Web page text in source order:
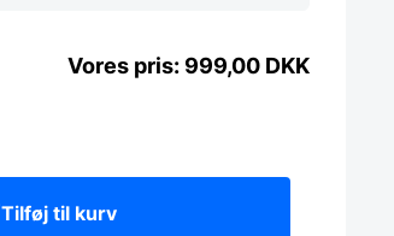
999,00 DKK
Tilføj til kurv